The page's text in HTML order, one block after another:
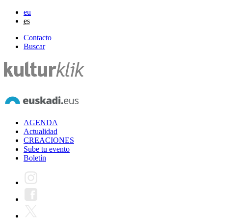
eu
es
Contacto
Buscar
AGENDA
Actualidad
CREACIONES
Sube tu evento
Boletín